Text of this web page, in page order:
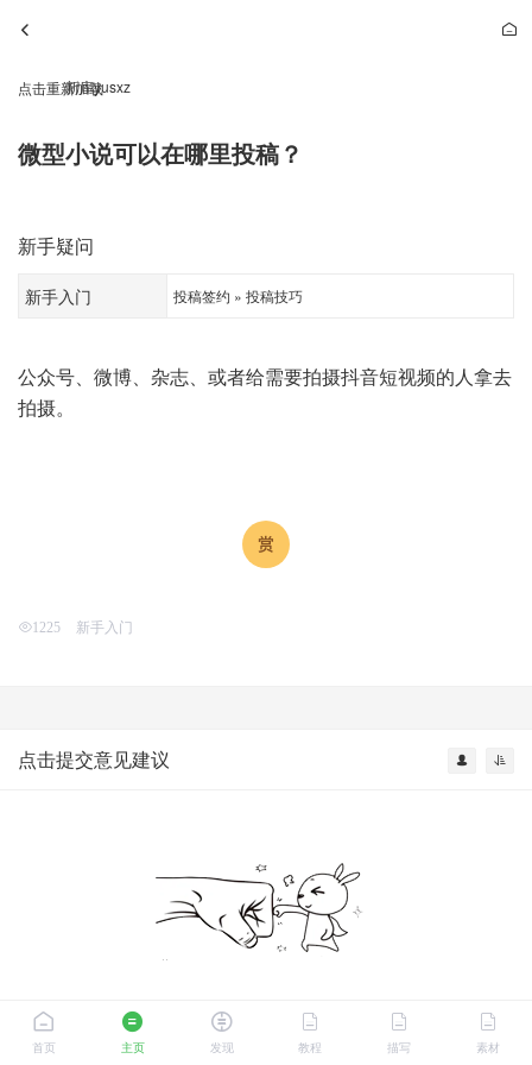
点击重新加载
新库yusxz
微型小说可以在哪里投稿？
新手疑问
新手入门 投稿签约 » 投稿技巧
公众号、微博、杂志、或者给需要拍摄抖音短视频的人拿去
拍摄。
1225 新手入门
点击提交意见建议
首页 主页 发现 教程 描写 素材